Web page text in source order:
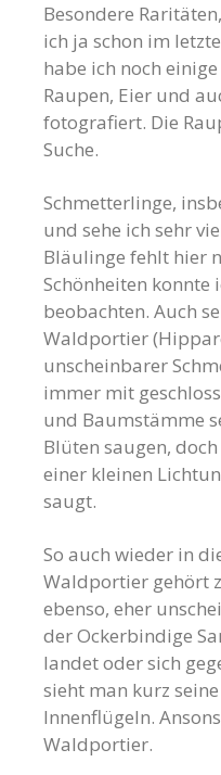
Besondere
ich ja schon im
habe ich noch
Raupen, Eier und
fotografiert. Die
Suche.
Schmetterlinge,
und sehe ich sehr
Bläulinge fehlt hier
Schönheiten konnte
beobachten. Auch
Waldportier
unscheinbarer
immer mit
und Baumstämme
Blüten saugen,
einer kleinen
saugt.
So auch wieder in
Waldportier gehört
ebenso, eher
der Ockerbindige
landet oder sich
sieht man kurz
Innenflügeln.
Waldportier.